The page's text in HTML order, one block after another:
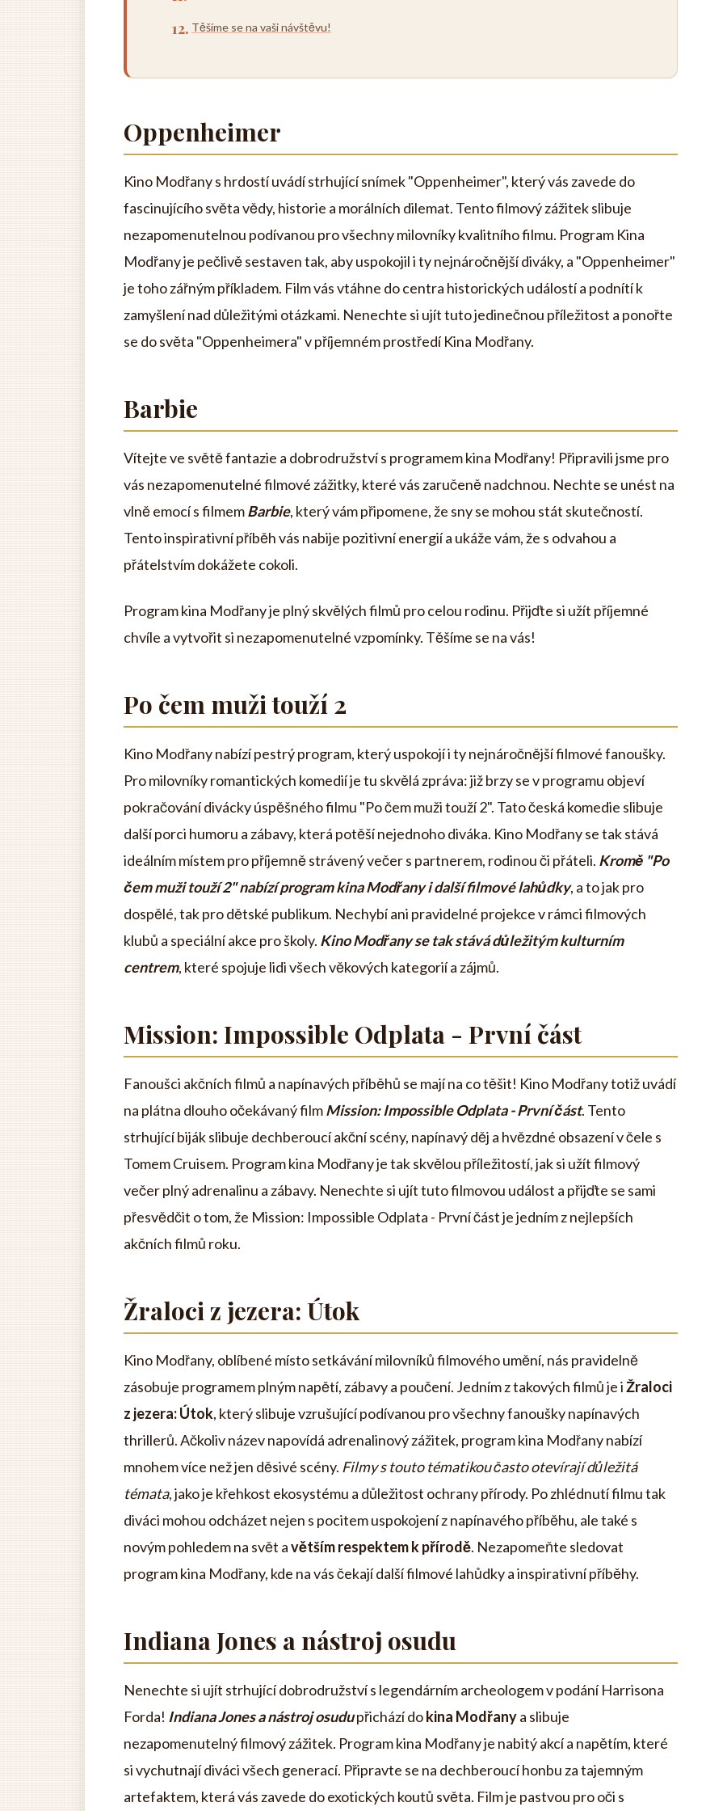
Těšíme se na vaši návštěvu!
Oppenheimer
Kino Modřany s hrdostí uvádí strhující snímek "Oppenheimer", který vás zavede do
fascinujícího světa vědy, historie a morálních dilemat. Tento filmový zážitek slibuje
nezapomenutelnou podívanou pro všechny milovníky kvalitního filmu. Program Kina
Modřany je pečlivě sestaven tak, aby uspokojil i ty nejnáročnější diváky, a "Oppenheimer"
je toho zářným příkladem. Film vás vtáhne do centra historických událostí a podnítí k
zamyšlení nad důležitými otázkami. Nenechte si ujít tuto jedinečnou příležitost a ponořte
se do světa "Oppenheimera" v příjemném prostředí Kina Modřany.
Barbie
Vítejte ve světě fantazie a dobrodružství s programem kina Modřany! Připravili jsme pro
vás nezapomenutelné filmové zážitky, které vás zaručeně nadchnou. Nechte se unést na
vlně emocí s filmemBarbie, který vám připomene, že sny se mohou stát skutečností.
Tento inspirativní příběh vás nabije pozitivní energií a ukáže vám, že s odvahou a
přátelstvím dokážete cokoli.
Program kina Modřany je plný skvělých filmů pro celou rodinu. Přijďte si užít příjemné
chvíle a vytvořit si nezapomenutelné vzpomínky. Těšíme se na vás!
Po čem muži touží 2
Kino Modřany nabízí pestrý program, který uspokojí i ty nejnáročnější filmové fanoušky.
Pro milovníky romantických komedií je tu skvělá zpráva: již brzy se v programu objeví
pokračování divácky úspěšného filmu "Po čem muži touží 2". Tato česká komedie slibuje
další porci humoru a zábavy, která potěší nejednoho diváka. Kino Modřany se tak stává
ideálním místem pro příjemně strávený večer s partnerem, rodinou či přáteli. Kromě "Po
čem muži touží 2" nabízí program kina Modřany i další filmové lahůdky, a to jak pro
dospělé, tak pro dětské publikum. Nechybí ani pravidelné projekce v rámci filmových
klubů a speciální akce pro školy. Kino Modřany se tak stává důležitým kulturním
centrem, které spojuje lidi všech věkových kategorií a zájmů.
Mission: Impossible Odplata - První část
Fanoušci akčních filmů a napínavých příběhů se mají na co těšit! Kino Modřany totiž uvádí
na plátna dlouho očekávaný filmMission: Impossible Odplata - První část. Tento
strhující biják slibuje dechberoucí akční scény, napínavý děj a hvězdné obsazení v čele s
Tomem Cruisem. Program kina Modřany je tak skvělou příležitostí, jak si užít filmový
večer plný adrenalinu a zábavy. Nenechte si ujít tuto filmovou událost a přijďte se sami
přesvědčit o tom, že Mission: Impossible Odplata - První část je jedním z nejlepších
akčních filmů roku.
Žraloci z jezera: Útok
Kino Modřany, oblíbené místo setkávání milovníků filmového umění, nás pravidelně
zásobuje programem plným napětí, zábavy a poučení. Jedním z takových filmů je iŽraloci
z jezera: Útok, který slibuje vzrušující podívanou pro všechny fanoušky napínavých
thrillerů. Ačkoliv název napovídá adrenalinový zážitek, program kina Modřany nabízí
mnohem více než jen děsivé scény. Filmy s touto tématikou často otevírají důležitá
témata, jako je křehkost ekosystému a důležitost ochrany přírody. Po zhlédnutí filmu tak
diváci mohou odcházet nejen s pocitem uspokojení z napínavého příběhu, ale také s
novým pohledem na svět avětším respektem k přírodě. Nezapomeňte sledovat
program kina Modřany, kde na vás čekají další filmové lahůdky a inspirativní příběhy.
Indiana Jones a nástroj osudu
Nenechte si ujít strhující dobrodružství s legendárním archeologem v podání Harrisona
Forda! Indiana Jones a nástroj osudupřichází dokina Modřanya slibuje
nezapomenutelný filmový zážitek. Program kina Modřany je nabitý akcí a napětím, které
si vychutnají diváci všech generací. Připravte se na dechberoucí honbu za tajemným
artefaktem, která vás zavede do exotických koutů světa. Film je pastvou pro oči s